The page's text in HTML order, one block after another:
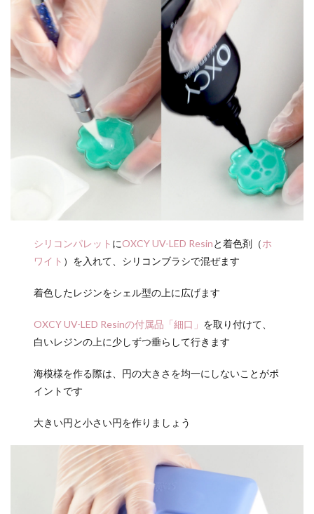
シリコンパレット にOXCY UV-LED Resinと着色剤（ホ
ワイト ）を入れて、シリコンブラシで混ぜます
着色したレジンをシェル型の上に広げます
OXCY UV-LED Resinの付属品「細口」 を取り付けて、
白いレジンの上に少しずつ垂らして行きます
海模様を作る際は、円の大きさを均一にしないことがポ
イントです
大きい円と小さい円を作りましょう